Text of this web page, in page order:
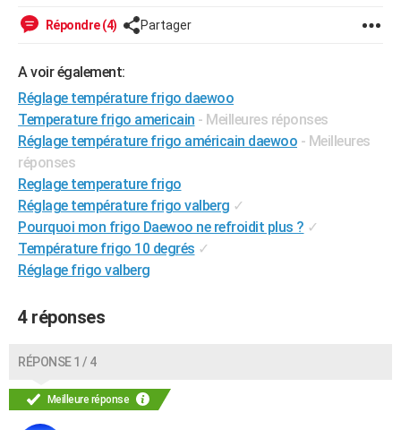
Destinations
City break
Voyage nature
Voyage de noces
Forum
Climat
+
GUIDES D'ACHAT
BONS PLANS
CARTE DE VOEUX
Carte de Noël
Carte Bonne année
Carte Saint-Valentin
Carte Pâques
Carte d'anniversaire
DICTIONNAIRE
Dictionnaire
Biographies
Citations
Expressions
Proverbes
PROGRAMME TV
Bricolage
Lifestyle
Culture
Sport
Auto
Television
Voyage
Cinema
Répondre (4) Partager
A voir également:
Réglage température frigo daewoo
Temperature frigo americain - Meilleures réponses
Réglage température frigo américain daewoo - Meilleures
réponses
Reglage temperature frigo
Réglage température frigo valberg ✓
Pourquoi mon frigo Daewoo ne refroidit plus ? ✓
Température frigo 10 degrés ✓
Réglage frigo valberg
4 réponses
RÉPONSE 1 / 4
Meilleure réponse